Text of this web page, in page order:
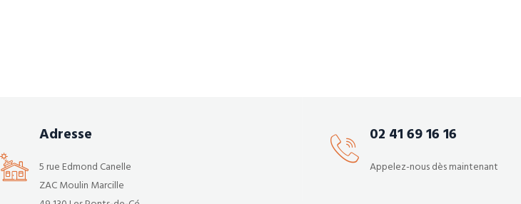
Adresse
5 rue Edmond Canelle
ZAC Moulin Marcille
02 41 69 16 16
Appelez-nous dès maintenant